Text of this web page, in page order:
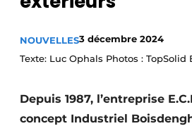
Video’s
NOUVELLES3 décembre 2024
Texte: Luc Ophals Photos : TopSolid
Depuis 1987, l’entreprise
concept Industriel